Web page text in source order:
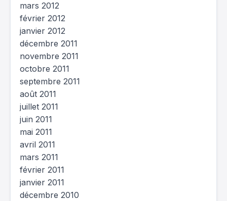
mars 2012
février 2012
janvier 2012
décembre 2011
novembre 2011
octobre 2011
septembre 2011
août 2011
juillet 2011
juin 2011
mai 2011
avril 2011
mars 2011
février 2011
janvier 2011
décembre 2010